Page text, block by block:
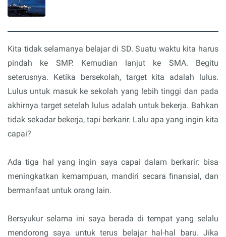
Kita tidak selamanya belajar di SD. Suatu waktu kita harus
pindah ke SMP. Kemudian lanjut ke SMA. Begitu
seterusnya. Ketika bersekolah, target kita adalah lulus.
Lulus untuk masuk ke sekolah yang lebih tinggi dan pada
akhirnya target setelah lulus adalah untuk bekerja. Bahkan
tidak sekadar bekerja, tapi berkarir. Lalu apa yang ingin kita
capai?
Ada tiga hal yang ingin saya capai dalam berkarir: bisa
meningkatkan kemampuan, mandiri secara finansial, dan
bermanfaat untuk orang lain.
Bersyukur selama ini saya berada di tempat yang selalu
mendorong saya untuk terus belajar hal-hal baru. Jika